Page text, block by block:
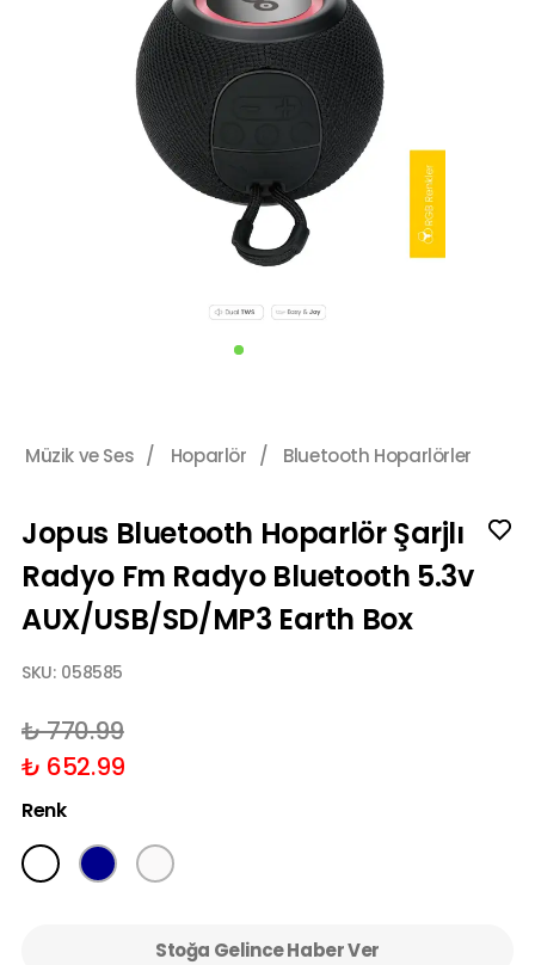
Müzik ve Ses / Hoparlör / Bluetooth Hoparlörler
Jopus Bluetooth Hoparlör Şarjlı
Radyo Fm Radyo Bluetooth 5.3v
AUX/USB/SD/MP3 Earth Box
SKU: 058585
₺ 770.99
₺ 652.99
Renk
Stoğa Gelince Haber Ver